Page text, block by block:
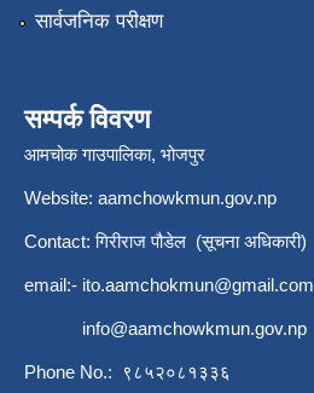
सार्वजनिक परीक्षण
सम्पर्क विवरण
आमचोक गाउपालिका, भोजपुर
Website: aamchowkmun.gov.np
Contact: गिरीराज पौडेल (सूचना अधिकारी)
email:- ito.aamchokmun@gmail.com
info@aamchowkmun.gov.np
Phone No.: ९८५२०८१३३६